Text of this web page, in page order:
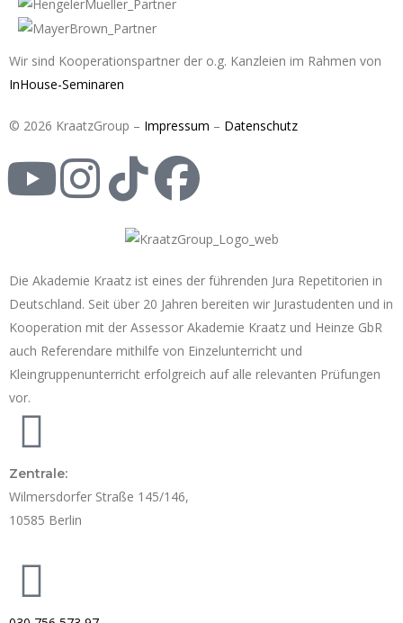
Wir sind Kooperationspartner der o.g. Kanzleien im Rahmen von
InHouse-Seminaren
© 2026 KraatzGroup – Impressum – Datenschutz
Die Akademie Kraatz ist eines der führenden Jura Repetitorien in
Deutschland. Seit über 20 Jahren bereiten wir Jurastudenten und in
Kooperation mit der Assessor Akademie Kraatz und Heinze GbR
auch Referendare mithilfe von Einzelunterricht und
Kleingruppenunterricht erfolgreich auf alle relevanten Prüfungen
vor.
Zentrale:
Wilmersdorfer Straße 145/146,
10585 Berlin